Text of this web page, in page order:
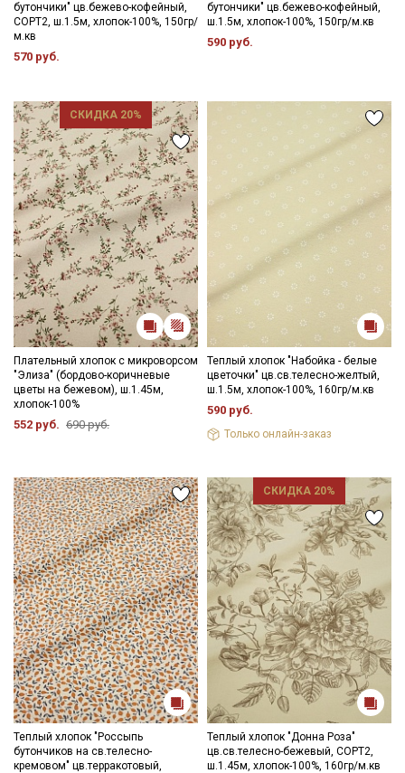
бутончики" цв.бежево-кофейный,
СОРТ2, ш.1.5м, хлопок-100%, 150гр/
м.кв
570 руб.
бутончики" цв.бежево-кофейный,
ш.1.5м, хлопок-100%, 150гр/м.кв
590 руб.
СКИДКА 20%
Плательный хлопок с микроворсом
"Элиза" (бордово-коричневые
цветы на бежевом), ш.1.45м,
хлопок-100%
552 руб. 690 руб.
Теплый хлопок "Набойка - белые
цветочки" цв.св.телесно-желтый,
ш.1.5м, хлопок-100%, 160гр/м.кв
590 руб.
Только онлайн-заказ
Теплый хлопок "Россыпь
бутончиков на св.телесно-
кремовом" цв.терракотовый,
СКИДКА 20%
Теплый хлопок "Донна Роза"
цв.св.телесно-бежевый, СОРТ2,
ш.1.45м, хлопок-100%, 160гр/м.кв
Подписаться
Ознакомлен(а) с
ДаюСогласие на получение рекламных и
информационных рассылок